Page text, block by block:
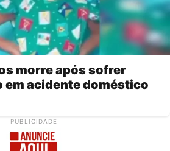
morre após sofrer
em acidente doméstico
PUBLICIDADE